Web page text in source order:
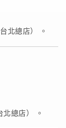
北總店） 。
總店） 。